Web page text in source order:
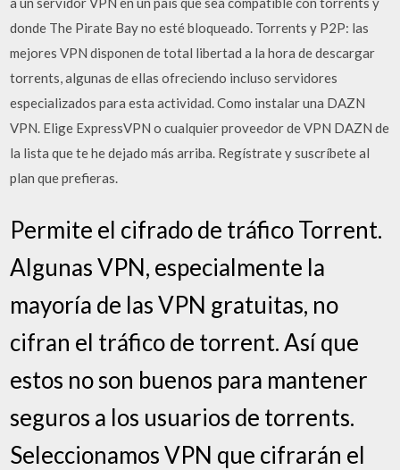
donde The Pirate Bay no esté bloqueado. Torrents y P2P: las
mejores VPN disponen de total libertad a la hora de descargar
torrents, algunas de ellas ofreciendo incluso servidores
especializados para esta actividad. Como instalar una DAZN
VPN. Elige ExpressVPN o cualquier proveedor de VPN DAZN de
la lista que te he dejado más arriba. Regístrate y suscríbete al
plan que prefieras.
Permite el cifrado de tráfico Torrent.
Algunas VPN, especialmente la
mayoría de las VPN gratuitas, no
cifran el tráfico de torrent. Así que
estos no son buenos para mantener
seguros a los usuarios de torrents.
Seleccionamos VPN que cifrarán el